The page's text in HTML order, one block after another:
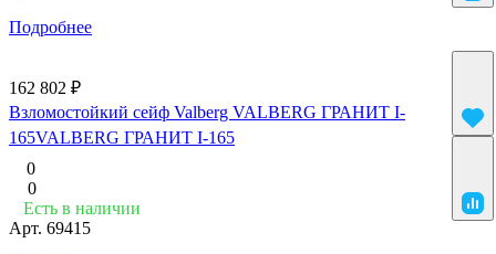
Подробнее
162 802 ₽
Взломостойкий сейф Valberg VALBERG ГРАНИТ I-
165VALBERG ГРАНИТ I-165
0
0
Есть в наличии
Арт. 69415